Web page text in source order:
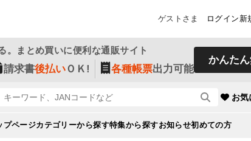
ゲストさま ログイン 新
。まとめ買いに便利な通販サイト
請求書後払いＯＫ! 各種帳票出力可能
かんた
お気
プページカテゴリーから探す特集から探すお知らせ初めての方